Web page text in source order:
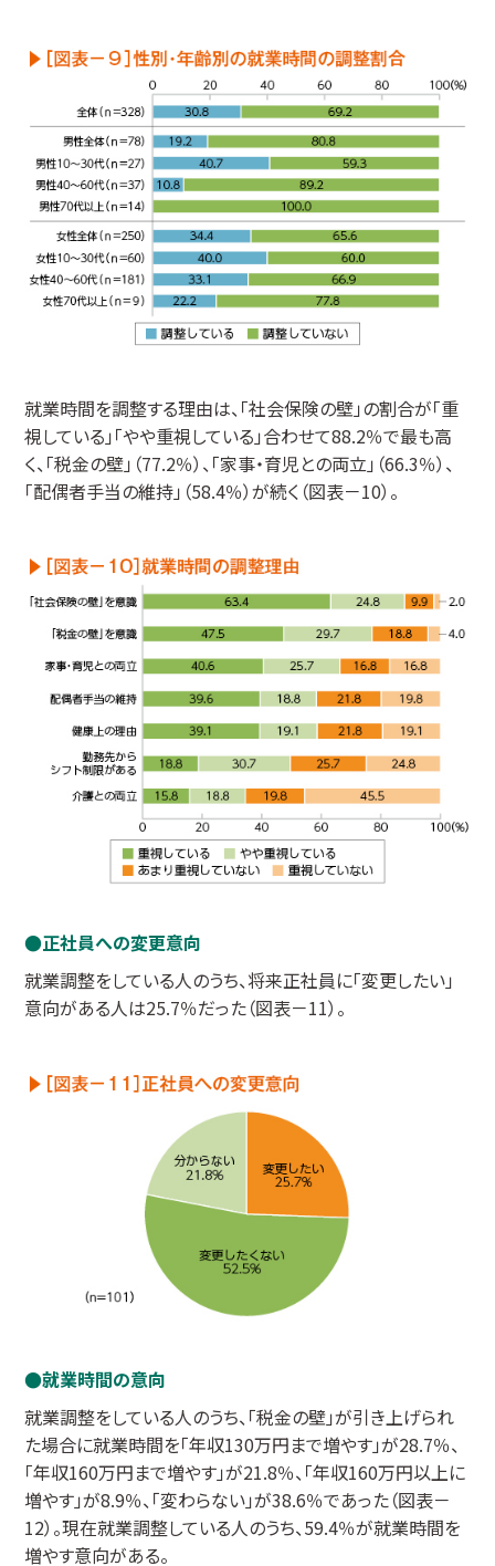
就業時間を調整する理由は、「社会保険の壁」の割合が「重
視している」「やや重視している」合わせて88.2％で最も高
く、「税金の壁」（77.2％）、「家事・育児との両立」（66.3％）、
「配偶者手当の維持」（58.4％）が続く（図表－10）。
正社員への変更意向
就業調整をしている人のうち、将来正社員に「変更したい」
意向がある人は25.7％だった（図表－11）。
就業時間の意向
就業調整をしている人のうち、「税金の壁」が引き上げられ
た場合に就業時間を「年収130万円まで増やす」が28.7％、
「年収160万円まで増やす」が21.8％、「年収160万円以上に
増やす」が8.9％、「変わらない」が38.6％であった（図表－
12）。現在就業調整している人のうち、59.4％が就業時間を
増やす意向がある。